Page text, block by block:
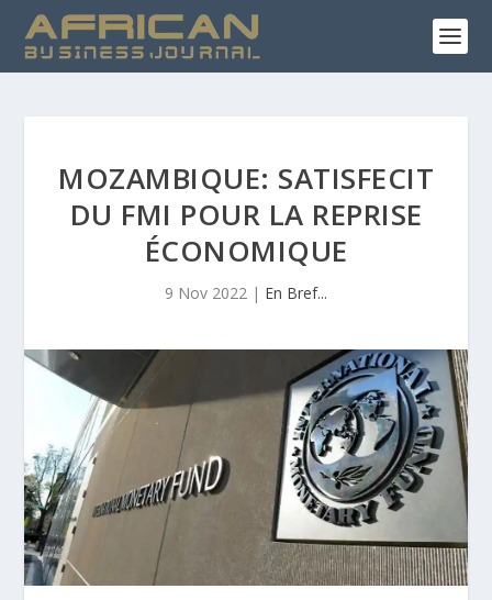
MOZAMBIQUE: SATISFECIT
DU FMI POUR LA REPRISE
ÉCONOMIQUE
9 Nov 2022 | En Bref...